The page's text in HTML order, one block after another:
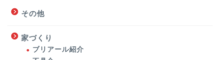
その他
家づくり
ブリアール紹介